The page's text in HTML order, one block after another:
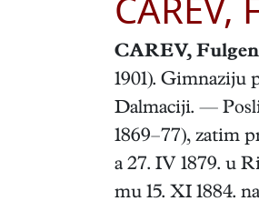
CAREV,
1901). Gimnaziju
Dalmaciji. —
1869–77), zatim
a 27. IV 1879. u
mu 15. XI 1884.